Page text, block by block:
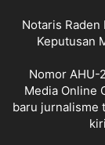
Notaris Raden
Keputusan
Nomor AHU-
Media Online
baru jurnalisme